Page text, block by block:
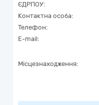
ЄДРПОУ:
Контактна особа:
Телефон:
E-mail:
Місцезнаходження: